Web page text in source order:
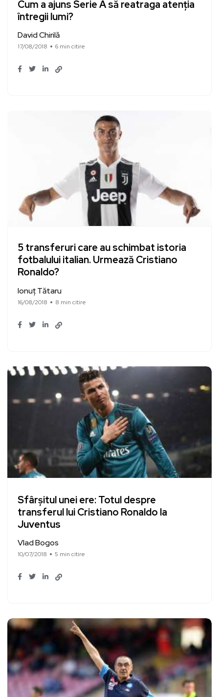
Cum a ajuns Serie A să reatraga atenția
întregii lumi?
David Chirilă
17/08/2018 6 min citire
5 transferuri care au schimbat istoria
fotbalului italian. Urmează Cristiano
Ronaldo?
Ionuț Tătaru
16/08/2018 8 min citire
Sfârșitul unei ere: Totul despre
transferul lui Cristiano Ronaldo la
Juventus
Vlad Bogos
10/07/2018 5 min citire